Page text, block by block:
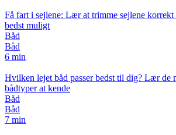
Få fart i sejlene: Lær at trimme sejlene
bedst muligt
Båd
Båd
6 min
Hvilken lejet båd passer bedst til dig? Lær de
bådtyper at kende
Båd
Båd
7 min